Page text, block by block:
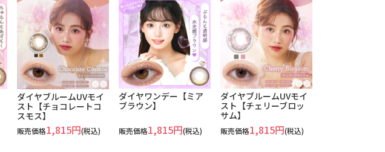
ダイヤブルームUVモイ
スト【チョコレートコ
スモス】
販売価格1,815円(税込)
ダイヤワンデー【ミア
ブラウン】
販売価格1,815円(税込)
ダイヤブルームUVモイ
スト【チェリーブロッ
サム】
販売価格1,815円(税込)